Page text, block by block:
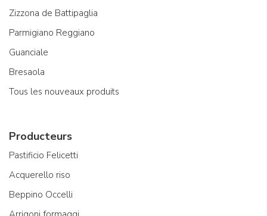
Zizzona de Battipaglia
Parmigiano Reggiano
Guanciale
Bresaola
Tous les nouveaux produits
Producteurs
Pastificio Felicetti
Acquerello riso
Beppino Occelli